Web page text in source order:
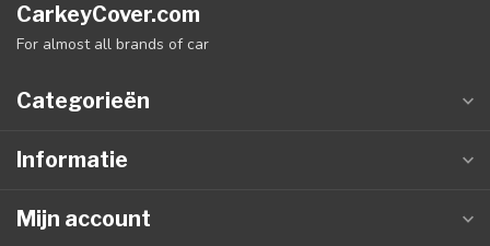
CarkeyCover.com
For almost all brands of car
Categorieën
Informatie
Mijn account